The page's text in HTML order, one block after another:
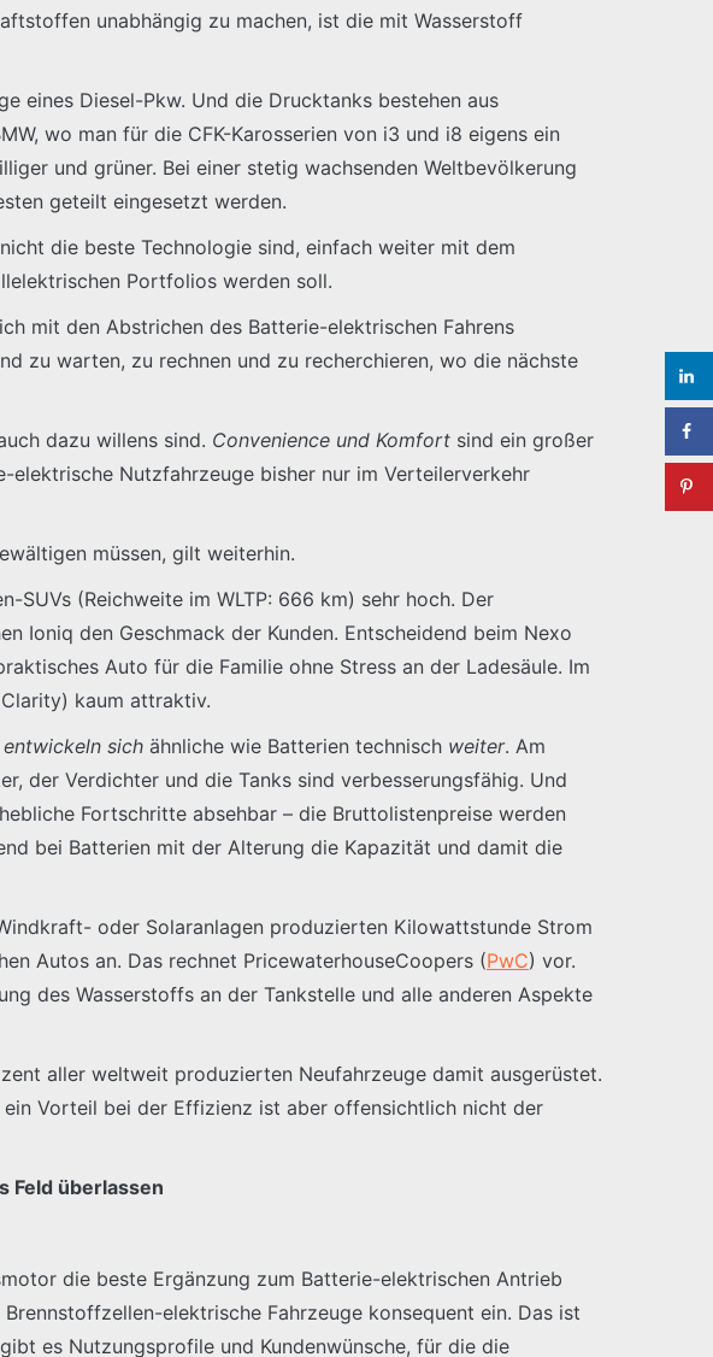
unabhängig zu machen, ist die mit Wasserstoff
eines Diesel-Pkw. Und die Drucktanks bestehen aus
wo man für die CFK-Karosserien von i3 und i8 eigens ein
und grüner. Bei einer stetig wachsenden Weltbevölkerung
geteilt eingesetzt werden.
die beste Technologie sind, einfach weiter mit dem
Portfolios werden soll.
mit den Abstrichen des Batterie-elektrischen Fahrens
zu warten, zu rechnen und zu recherchieren, wo die nächste
dazu willens sind. Convenience und Komfort sind ein großer
elektrische Nutzfahrzeuge bisher nur im Verteilerverkehr
müssen, gilt weiterhin.
SUVs (Reichweite im WLTP: 666 km) sehr hoch. Der
Ioniq den Geschmack der Kunden. Entscheidend beim Nexo
Auto für die Familie ohne Stress an der Ladesäule. Im
kaum attraktiv.
entwickeln sich ähnliche wie Batterien technisch weiter. Am
der Verdichter und die Tanks sind verbesserungsfähig. Und
Fortschritte absehbar – die Bruttolistenpreise werden
bei Batterien mit der Alterung die Kapazität und damit die
oder Solaranlagen produzierten Kilowattstunde Strom
Autos an. Das rechnet PricewaterhouseCoopers (PwC) vor.
des Wasserstoffs an der Tankstelle und alle anderen Aspekte
aller weltweit produzierten Neufahrzeuge damit ausgerüstet.
Vorteil bei der Effizienz ist aber offensichtlich nicht der
Feld überlassen
die beste Ergänzung zum Batterie-elektrischen Antrieb
elektrische Fahrzeuge konsequent ein. Das ist
es Nutzungsprofile und Kundenwünsche, für die die